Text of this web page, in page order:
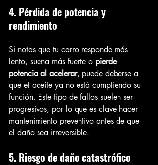
4. Pérdida de potencia y
rendimiento
Si notas que tu carro responde más
lento, suena más fuerte o pierde
potencia al acelerar, puede deberse a
que el aceite ya no está cumpliendo su
función. Este tipo de fallos suelen ser
progresivos, por lo que es clave hacer
mantenimiento preventivo antes de que
el daño sea irreversible.
5. Riesgo de daño catastrófico